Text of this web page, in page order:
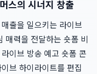
스의 시너지 창출
출을 일으키는 라이브
매력을 전달하는 숏폼 비
이브 방송 예고 숏폼 콘
브 하이라이트를 편집